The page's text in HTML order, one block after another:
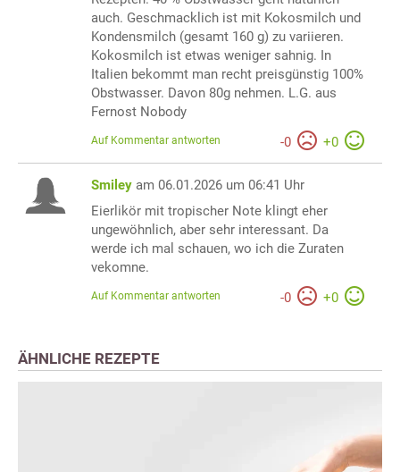
auch. Geschmacklich ist mit Kokosmilch und
Kondensmilch (gesamt 160 g) zu variieren.
Kokosmilch ist etwas weniger sahnig. In
Italien bekommt man recht preisgünstig 100%
Obstwasser. Davon 80g nehmen. L.G. aus
Fernost Nobody
-0 +0
Auf Kommentar antworten
Smiley am 06.01.2026 um 06:41 Uhr
Eierlikör mit tropischer Note klingt eher
ungewöhnlich, aber sehr interessant. Da
werde ich mal schauen, wo ich die Zuraten
vekomne.
-0 +0
Auf Kommentar antworten
ÄHNLICHE REZEPTE